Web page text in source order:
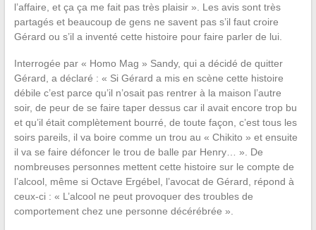
l’affaire, et ça ça me fait pas très plaisir ». Les avis sont très
partagés et beaucoup de gens ne savent pas s’il faut croire
Gérard ou s’il a inventé cette histoire pour faire parler de lui.
Interrogée par « Homo Mag » Sandy, qui a décidé de quitter
Gérard, a déclaré : « Si Gérard a mis en scène cette histoire
débile c’est parce qu’il n’osait pas rentrer à la maison l’autre
soir, de peur de se faire taper dessus car il avait encore trop bu
et qu’il était complètement bourré, de toute façon, c’est tous les
soirs pareils, il va boire comme un trou au « Chikito » et ensuite
il va se faire défoncer le trou de balle par Henry… ». De
nombreuses personnes mettent cette histoire sur le compte de
l’alcool, même si Octave Ergébel, l’avocat de Gérard, répond à
ceux-ci : « L’alcool ne peut provoquer des troubles de
comportement chez une personne décérébrée ».